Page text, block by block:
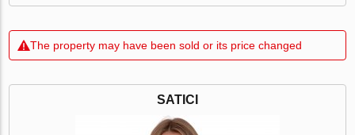
The property may have been sold or its price changed
SATICI